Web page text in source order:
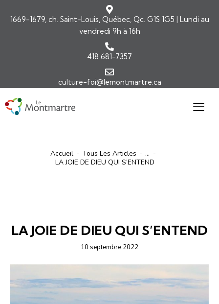
1669-1679, ch. Saint-Louis, Québec, Qc. G1S 1G5 | Lundi au
vendredi 9h à 16h
418 681-7357
culture-foi@lemontmartre.ca
Accueil Tous Les Articles
...
LA JOIE DE DIEU QUI S’ENTEND
LA JOIE DE DIEU QUI S’ENTEND
10 septembre 2022